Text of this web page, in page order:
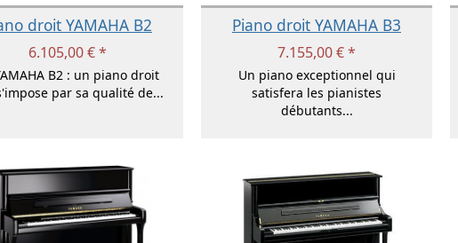
droit YAMAHA B2
6.105,00 € *
B2 : un piano droit
par sa qualité de...
Piano droit YAMAHA B3
7.155,00 € *
Un piano exceptionnel qui
satisfera les pianistes
débutants...